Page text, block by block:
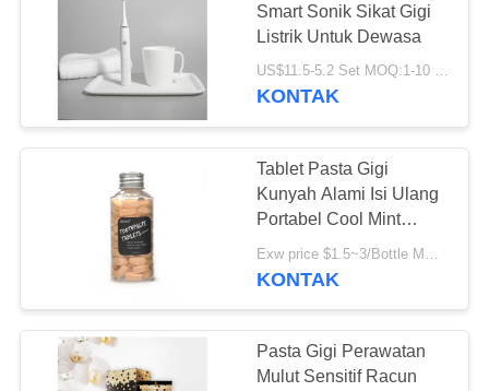
Bedak Pemutih Gigi
Tablet Kunyah
Pasta Gigi
28
Smart Sonik Sikat Gigi
Listrik Untuk Dewasa
US$11.5-5.2 Set MOQ:1-10 Set
KONTAK
Tablet Pasta Gigi
Kunyah Alami Isi Ulang
Portabel Cool Mint
Untuk Perjalanan
KONTAK
Pasta Gigi Perawatan
Mulut Sensitif Racun